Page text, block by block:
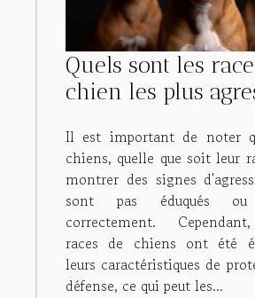
Quels sont les
chien les plus
Il est important de noter
chiens, quelle que soit leur
montrer des signes
sont pas éduqués ou
correctement.
races de chiens ont été
leurs caractéristiques de
défense, ce qui peut les...